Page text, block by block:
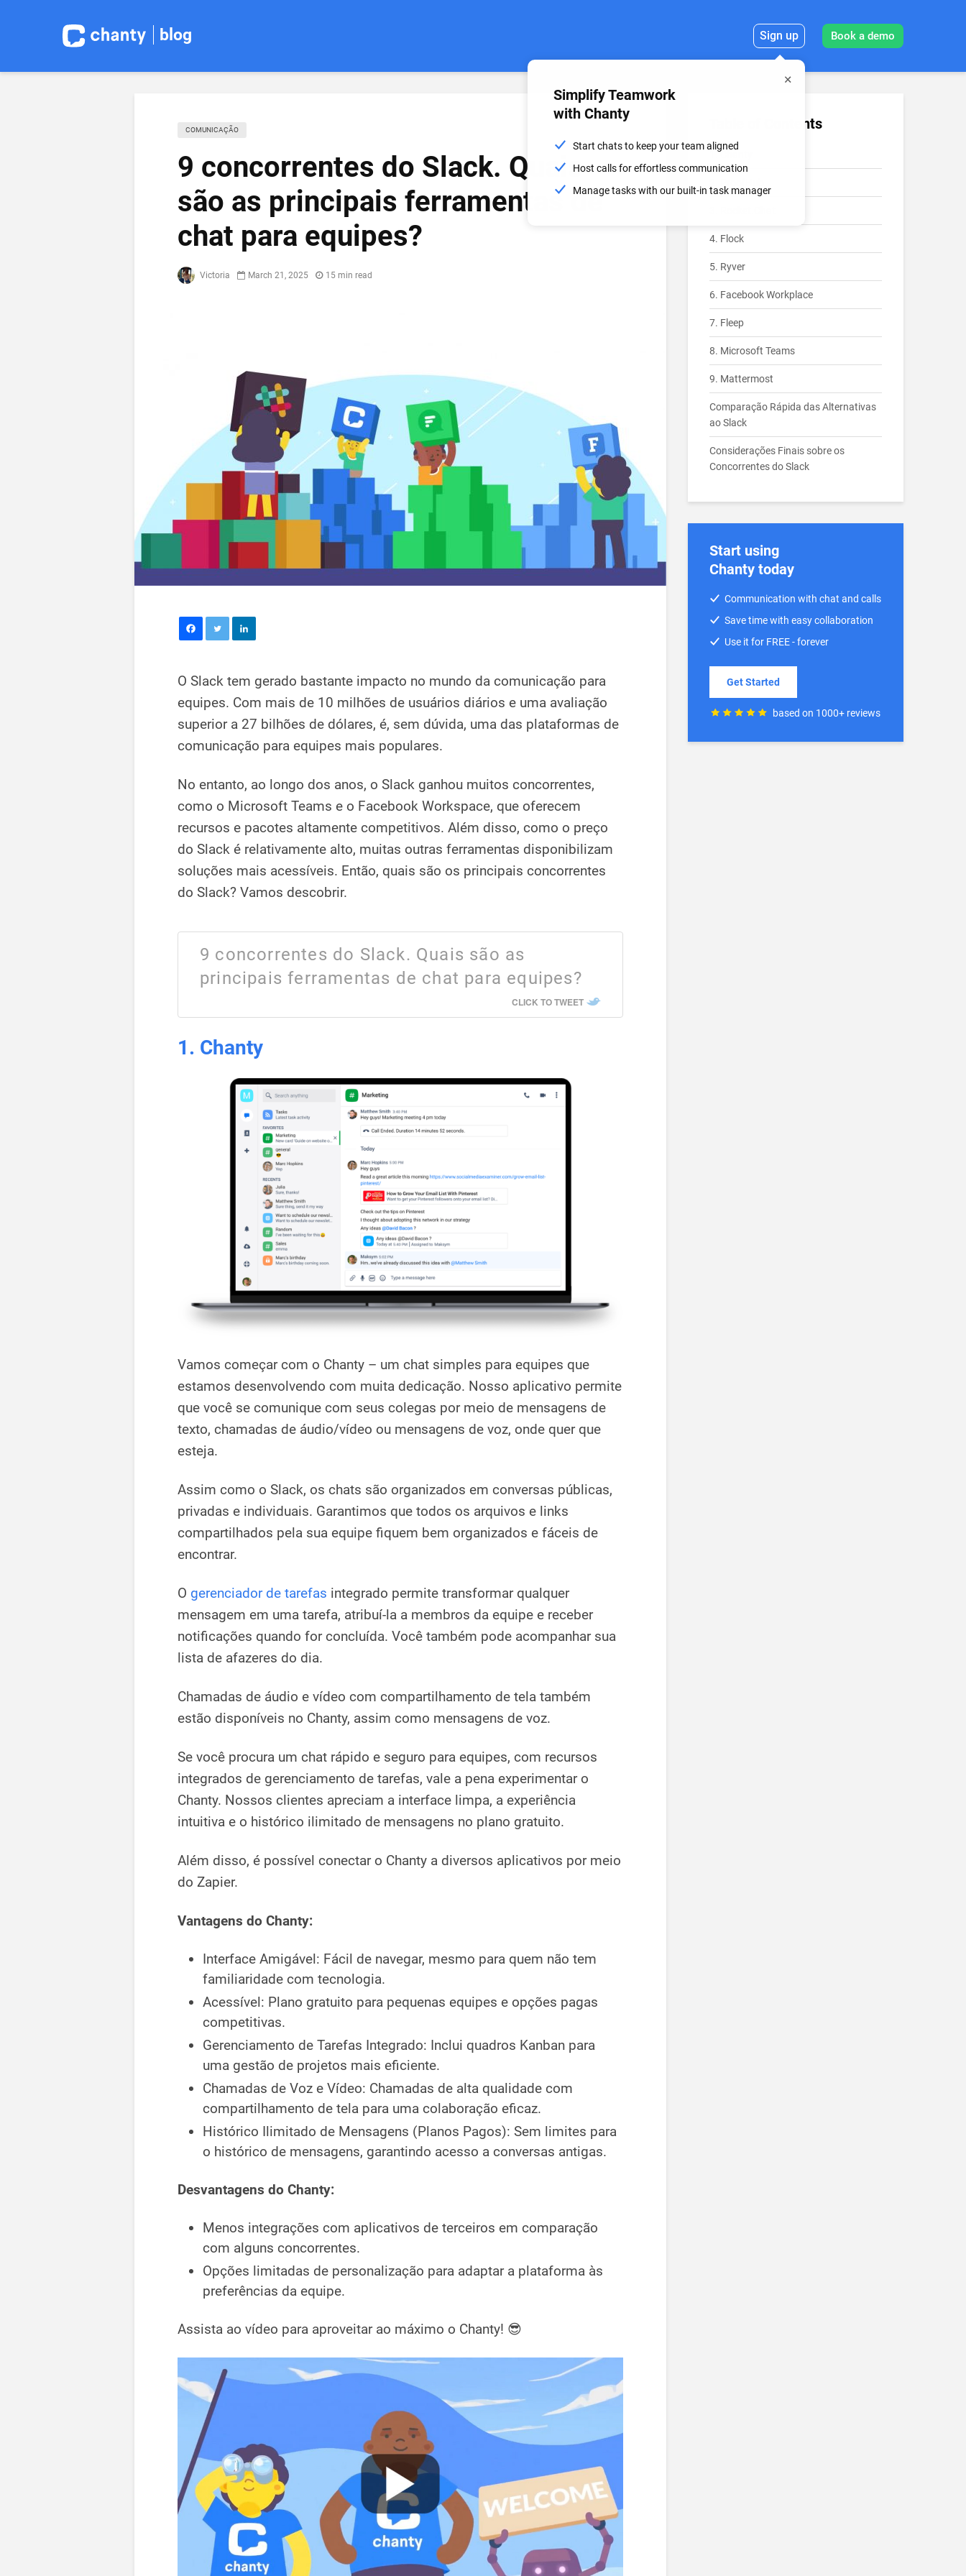
blog Sign up
Simplify Teamwork
with Chanty
Start chats to keep your team aligned
Host calls for effortless communication
Manage tasks with our built-in task manager
Book a demo
COMUNICAÇÃO
9 concorrentes do Slack. Quais
são as principais ferramentas de
chat para equipes?
Victoria March 21, 2025 15 min read
O Slack tem gerado bastante impacto no mundo da comunicação para
equipes. Com mais de 10 milhões de usuários diários e uma avaliação
superior a 27 bilhões de dólares, é, sem dúvida, uma das plataformas de
comunicação para equipes mais populares.
No entanto, ao longo dos anos, o Slack ganhou muitos concorrentes,
como o Microsoft Teams e o Facebook Workspace, que oferecem
recursos e pacotes altamente competitivos. Além disso, como o preço
do Slack é relativamente alto, muitas outras ferramentas disponibilizam
soluções mais acessíveis. Então, quais são os principais concorrentes
do Slack? Vamos descobrir.
9 concorrentes do Slack. Quais são as
principais ferramentas de chat para equipes?
CLICK TO TWEET
1. Chanty
Vamos começar com o Chanty – um chat simples para equipes que
estamos desenvolvendo com muita dedicação. Nosso aplicativo permite
que você se comunique com seus colegas por meio de mensagens de
texto, chamadas de áudio/vídeo ou mensagens de voz, onde quer que
esteja.
Assim como o Slack, os chats são organizados em conversas públicas,
privadas e individuais. Garantimos que todos os arquivos e links
compartilhados pela sua equipe fiquem bem organizados e fáceis de
encontrar.
O gerenciador de tarefas integrado permite transformar qualquer
mensagem em uma tarefa, atribuí-la a membros da equipe e receber
notificações quando for concluída. Você também pode acompanhar sua
lista de afazeres do dia.
Chamadas de áudio e vídeo com compartilhamento de tela também
estão disponíveis no Chanty, assim como mensagens de voz.
Se você procura um chat rápido e seguro para equipes, com recursos
integrados de gerenciamento de tarefas, vale a pena experimentar o
Chanty. Nossos clientes apreciam a interface limpa, a experiência
intuitiva e o histórico ilimitado de mensagens no plano gratuito.
Além disso, é possível conectar o Chanty a diversos aplicativos por meio
do Zapier.
Vantagens do Chanty:
Interface Amigável: Fácil de navegar, mesmo para quem não tem
familiaridade com tecnologia.
Acessível: Plano gratuito para pequenas equipes e opções pagas
competitivas.
Gerenciamento de Tarefas Integrado: Inclui quadros Kanban para
uma gestão de projetos mais eficiente.
Chamadas de Voz e Vídeo: Chamadas de alta qualidade com
compartilhamento de tela para uma colaboração eficaz.
Histórico Ilimitado de Mensagens (Planos Pagos): Sem limites para
o histórico de mensagens, garantindo acesso a conversas antigas.
Desvantagens do Chanty:
Menos integrações com aplicativos de terceiros em comparação
com alguns concorrentes.
Opções limitadas de personalização para adaptar a plataforma às
preferências da equipe.
Assista ao vídeo para aproveitar ao máximo o Chanty! 😎
Table of Contents
1. Chanty
4. Flock
5. Ryver
6. Facebook Workplace
7. Fleep
8. Microsoft Teams
9. Mattermost
Comparação Rápida das Alternativas
ao Slack
Considerações Finais sobre os
Concorrentes do Slack
Start using
Chanty today
Communication with chat and calls
Save time with easy collaboration
Use it for FREE - forever
Get Started
based on 1000+ reviews